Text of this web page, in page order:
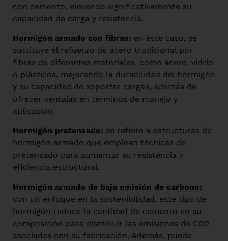
con cemento, elevando significativamente su
capacidad de carga y resistencia.
Hormigón armado con fibras: en este caso, se
sustituye el refuerzo de acero tradicional por
fibras de diferentes materiales, como acero, vidrio
o plásticos, mejorando la durabilidad del hormigón
y su capacidad de soportar cargas, además de
ofrecer ventajas en términos de manejo y
aplicación.
Hormigón pretensado: se refiere a estructuras de
hormigón armado que emplean técnicas de
pretensado para aumentar su resistencia y
eficiencia estructural.
Hormigón armado de baja emisión de carbono:
con un enfoque en la sostenibilidad, este tipo de
hormigón reduce la cantidad de cemento en su
composición para disminuir las emisiones de CO2
asociadas con su fabricación. Además, puede